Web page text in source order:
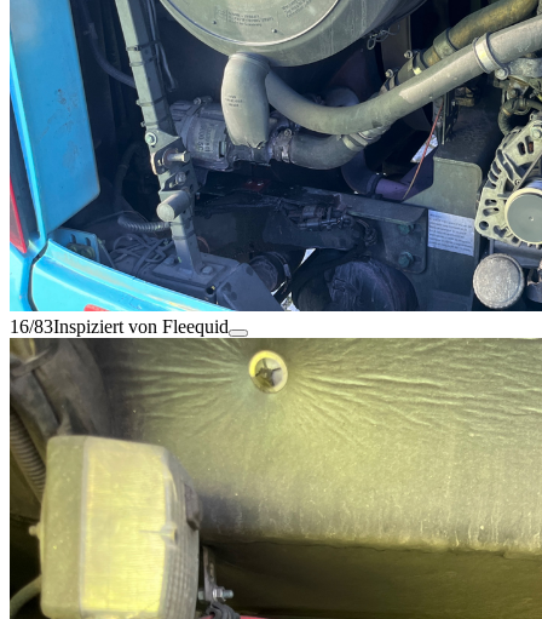
16/83Inspiziert von Fleequid